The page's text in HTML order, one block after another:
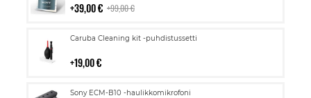
39,00 € 99,00 €
Caruba Cleaning kit -puhdistussetti
19,00 €
Lisää
Sony ECM-B10 -haulikkomikrofoni
Lisää